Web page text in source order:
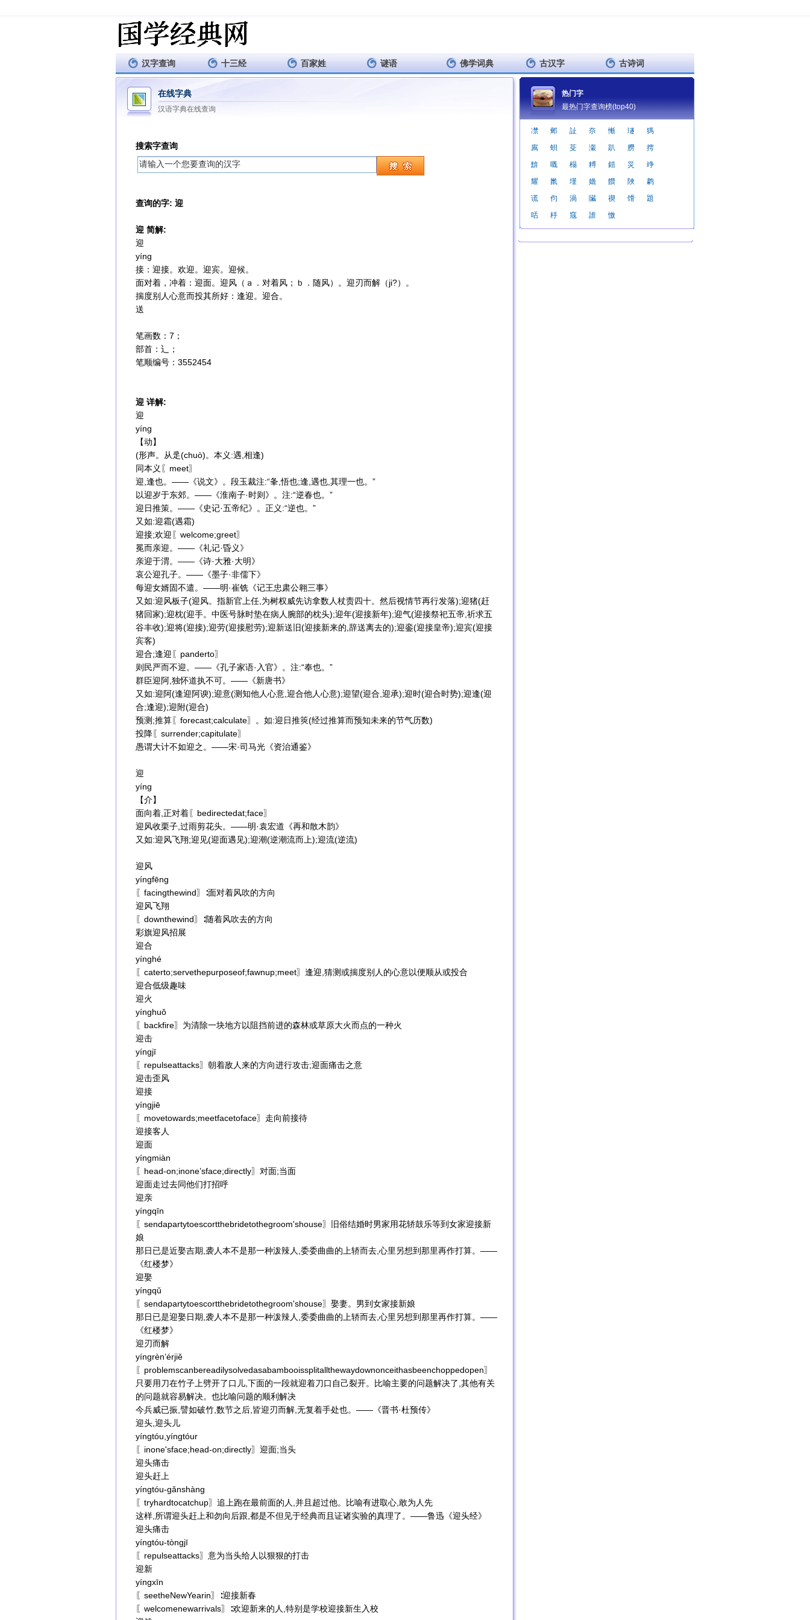
汉字查询 十三经 百家姓 谜语 佛学词典 古汉字 古诗词
在线字典
汉语字典在线查询
搜索字查询
查询的字: 迎
迎 简解:
迎
yíng
接：迎接。欢迎。迎宾。迎候。
面对着，冲着：迎面。迎风（ａ．对着风；ｂ．随风）。迎刃而解（ji?）。
揣度别人心意而投其所好：逢迎。迎合。
送
笔画数：7；
部首：辶；
笔顺编号：3552454
迎 详解:
迎
yíng
【动】
(形声。从辵(chuò)。本义:遇,相逢)
同本义〖meet〗
迎,逢也。——《说文》。段玉裁注:“夆,悟也;逢,遇也,其理一也。”
以迎岁于东郊。——《淮南子·时则》。注:“逆春也。”
迎日推策。——《史记·五帝纪》。正义:“逆也。”
又如:迎霜(遇霜)
迎接;欢迎〖welcome;greet〗
冕而亲迎。——《礼记·昏义》
亲迎于渭。——《诗·大雅·大明》
哀公迎孔子。——《墨子·非儒下》
每迎女婿固不遣。——明·崔铣《记王忠肃公翱三事》
又如:迎风板子(迎风。指新官上任,为树权威先访拿数人杖责四十。然后视情节再行发落);迎猪(赶
猪回家);迎枕(迎手。中医号脉时垫在病人腕部的枕头);迎年(迎接新年);迎气(迎接祭祀五帝,祈求五
谷丰收);迎将(迎接);迎劳(迎接慰劳);迎新送旧(迎接新来的,辞送离去的);迎銮(迎接皇帝);迎宾(迎接
宾客)
迎合;逢迎〖panderto〗
则民严而不迎。——《孔子家语·入官》。注:“奉也。”
群臣迎阿,独怀道执不可。——《新唐书》
又如:迎阿(逢迎阿谀);迎意(测知他人心意,迎合他人心意);迎望(迎合,迎承);迎时(迎合时势);迎逢(迎
合;逢迎);迎附(迎合)
预测;推算〖forecast;calculate〗。如:迎日推筴(经过推算而预知未来的节气历数)
投降〖surrender;capitulate〗
愚谓大计不如迎之。——宋·司马光《资治通鉴》
迎
yíng
【介】
面向着,正对着〖bedirectedat;face〗
迎风收栗子,过雨剪花头。——明·袁宏道《再和散木韵》
又如:迎风飞翔;迎见(迎面遇见);迎潮(逆潮流而上);迎流(逆流)
迎风
yíngfēng
〖facingthewind〗∶面对着风吹的方向
迎风飞翔
〖downthewind〗∶随着风吹去的方向
彩旗迎风招展
迎合
yínghé
〖caterto;servethepurposeof;fawnup;meet〗逢迎,猜测或揣度别人的心意以便顺从或投合
迎合低级趣味
迎火
yínghuǒ
〖backfire〗为清除一块地方以阻挡前进的森林或草原大火而点的一种火
迎击
yíngjī
〖repulseattacks〗朝着敌人来的方向进行攻击;迎面痛击之意
迎击歪风
迎接
yíngjiē
〖movetowards;meetfacetoface〗走向前接待
迎接客人
迎面
yíngmiàn
〖head-on;inone’sface;directly〗对面;当面
迎面走过去同他们打招呼
迎亲
yíngqīn
〖sendapartytoescortthebridetothegroom'shouse〗旧俗结婚时男家用花轿鼓乐等到女家迎接新
娘
那日已是近娶吉期,袭人本不是那一种泼辣人,委委曲曲的上轿而去,心里另想到那里再作打算。——
《红楼梦》
迎娶
yíngqǔ
〖sendapartytoescortthebridetothegroom'shouse〗娶妻。男到女家接新娘
那日已是迎娶日期,袭人本不是那一种泼辣人,委委曲曲的上轿而去,心里另想到那里再作打算。——
《红楼梦》
迎刃而解
yíngrèn’érjiě
〖problemscanbereadilysolvedasabambooissplitallthewaydownonceithasbeenchoppedopen〗
只要用刀在竹子上劈开了口儿,下面的一段就迎着刀口自己裂开。比喻主要的问题解决了,其他有关
的问题就容易解决。也比喻问题的顺利解决
今兵威已振,譬如破竹,数节之后,皆迎刃而解,无复着手处也。——《晋书·杜预传》
迎头,迎头儿
yíngtóu,yíngtóur
〖inone'sface;head-on;directly〗迎面;当头
迎头痛击
迎头赶上
yíngtóu-gǎnshàng
〖tryhardtocatchup〗追上跑在最前面的人,并且超过他。比喻有进取心,敢为人先
这样,所谓迎头赶上和勿向后跟,都是不但见于经典而且证诸实验的真理了。——鲁迅《迎头经》
迎头痛击
yíngtóu-tòngjī
〖repulseattacks〗意为当头给人以狠狠的打击
迎新
yíngxīn
〖seetheNewYearin〗∶迎接新春
〖welcomenewarrivals〗∶欢迎新来的人,特别是学校迎接新生入校
热门字
最热门字查询榜(top40)
凚 邺 訨 夵 慚 璲
獁
鳸
蛽 芟 瀔 趴 朥
摴
黭
嘅 榻 糐 錯 災
竫
耀
巤 墐 嫓 饡 陜
鹔
谎
伨 渦 贜 禊 馉
題
咶
杽 窛 誰 憿